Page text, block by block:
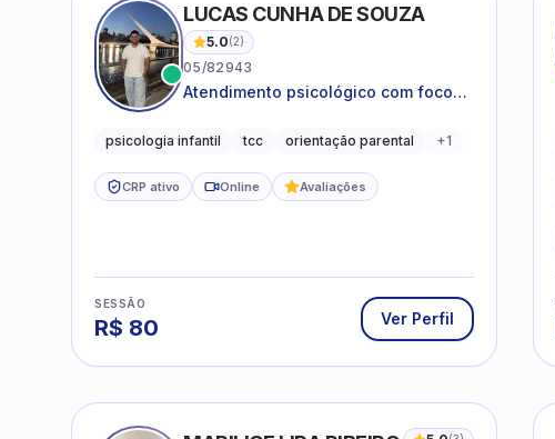
LUCAS CUNHA DE SOUZA
5.0(2)
05/82943
Atendimento psicológico com foco
Comportamental (TCC), promovendo
vida.
psicologia infantil tcc orientação parental +1
CRP ativo Online Avaliações
SESSÃO
R$ 80 Ver Perfil